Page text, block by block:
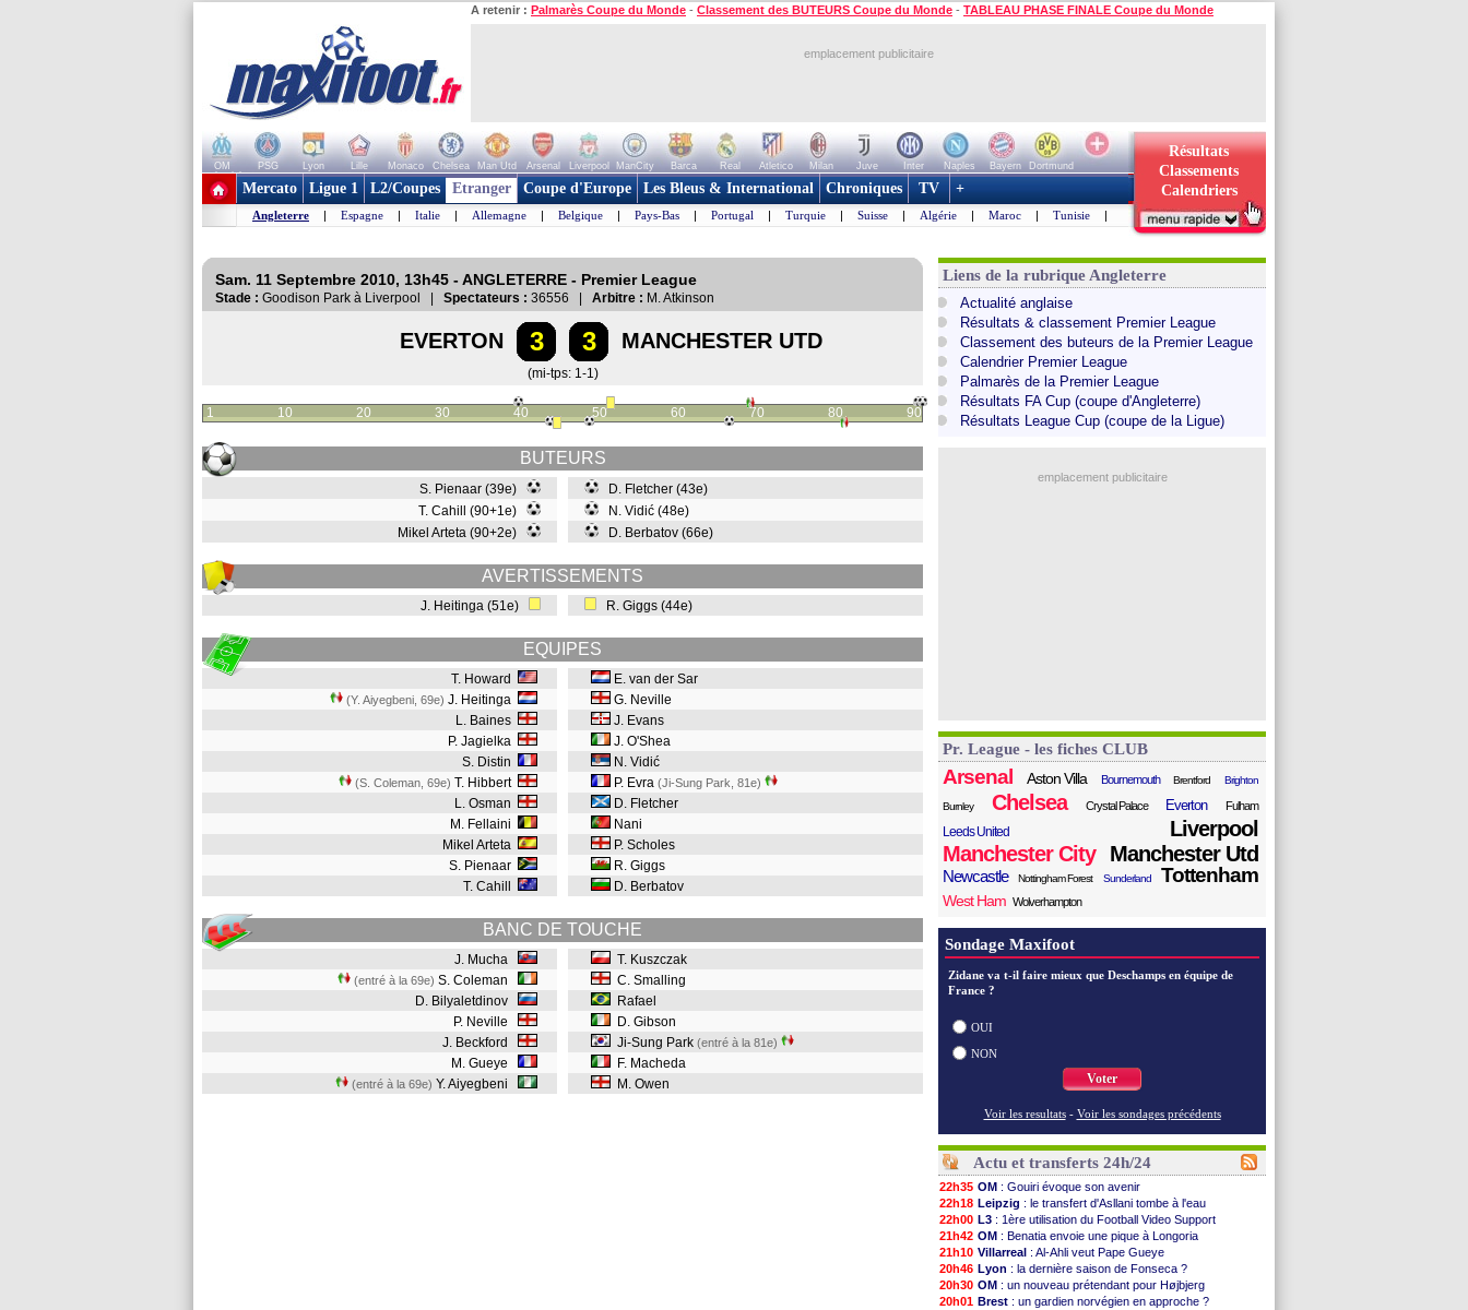
A retenir : Palmarès Coupe du Monde - Classement des BUTEURS Coupe du Monde - TABLEAU PHASE FINALE Coupe du Monde
emplacement publicitaire
OM PSG Lyon Lille Monaco Chelsea Man Utd Arsenal Liverpool ManCity Barca Real Atletico Milan Juve Inter Naples Bayern
Dortmund
+ de clubs
Résultats
Classements
Calendriers
Mercato Ligue 1 L2/Coupes Etranger Coupe d'Europe Les Bleus & International Chroniques TV +
Angleterre | Espagne | Italie | Allemagne | Belgique | Pays-Bas | Portugal | Turquie | Suisse | Algérie | Maroc | Tunisie |
Sam. 11 Septembre 2010, 13h45 - ANGLETERRE - Premier League
Stade : Goodison Park à Liverpool | Spectateurs : 36556 | Arbitre : M. Atkinson
EVERTON 3 3 MANCHESTER UTD
(mi-tps: 1-1)
1 10 20 30 40 50 60 70 80 90
BUTEURS
S. Pienaar (39e)
T. Cahill (90+1e)
Mikel Arteta (90+2e)
D. Fletcher (43e)
N. Vidić (48e)
D. Berbatov (66e)
AVERTISSEMENTS
J. Heitinga (51e) R. Giggs (44e)
EQUIPES
T. Howard
(Y. Aiyegbeni, 69e) J. Heitinga
L. Baines
P. Jagielka
S. Distin
(S. Coleman, 69e) T. Hibbert
L. Osman
M. Fellaini
Mikel Arteta
S. Pienaar
T. Cahill
E. van der Sar
G. Neville
J. Evans
J. O'Shea
N. Vidić
P. Evra (Ji-Sung Park, 81e)
D. Fletcher
Nani
P. Scholes
R. Giggs
D. Berbatov
BANC DE TOUCHE
J. Mucha
(entré à la 69e) S. Coleman
D. Bilyaletdinov
P. Neville
J. Beckford
M. Gueye
(entré à la 69e) Y. Aiyegbeni
T. Kuszczak
C. Smalling
Rafael
D. Gibson
Ji-Sung Park (entré à la 81e)
F. Macheda
M. Owen
Liens de la rubrique Angleterre
Actualité anglaise
Résultats & classement Premier League
Classement des buteurs de la Premier League
Calendrier Premier League
Palmarès de la Premier League
Résultats FA Cup (coupe d'Angleterre)
Résultats League Cup (coupe de la Ligue)
emplacement publicitaire
Pr. League - les fiches CLUB
Arsenal Aston Villa Bournemouth Brentford Brighton
Burnley Chelsea Crystal Palace Everton Fulham
Leeds United
Liverpool
Manchester City
Manchester Utd
Newcastle Nottingham Forest Sunderland Tottenham
West Ham Wolverhampton
Sondage Maxifoot
Zidane va t-il faire mieux que Deschamps en équipe de
France ?
OUI
NON
Voter
Voir les resultats - Voir les sondages précédents
Actu et transferts 24h/24
22h35 OM : Gouiri évoque son avenir
22h18 Leipzig : le transfert d'Asllani tombe à l'eau
22h00 L3 : 1ère utilisation du Football Video Support
21h42 OM : Benatia envoie une pique à Longoria
21h10 Villarreal : Al-Ahli veut Pape Gueye
20h46 Lyon : la dernière saison de Fonseca ?
20h30 OM : un nouveau prétendant pour Højbjerg
20h01 Brest : un gardien norvégien en approche ?